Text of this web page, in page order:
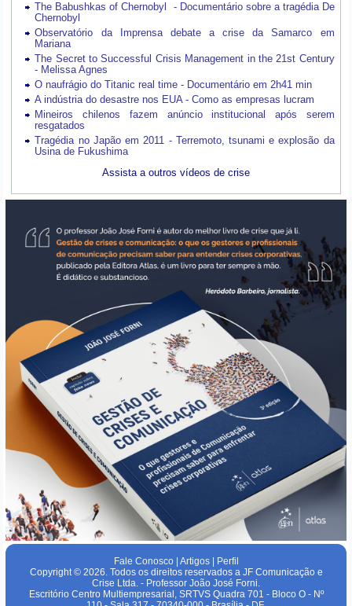
The Babushkas of Chernobyl - Documentário sobre a tragédia De
Chernobyl
Observatório da Imprensa debate a crise da Samarco em
Mariana
The Secret to Successful Crisis Management in the 21st Century
- Melissa Agnes
O naufrágio do Titanic real time - Documentário em 2h41 min
A indústria do desastre nos EUA - Como as empresas lucram
Mineiros chilenos fazem anúncio institucional após serem
resgatados
Tragédia no Japão em 2011 - Terremoto, tsunami e explosão da
Usina de Fukushima
Assista a outros vídeos de crise
Fale Conosco| Artigos| Perfil
Copyright © 2026. Todos os direitos reservados a JF Comunicação e
Crise Ltda. - Professor João José Forni.
Escritório Centro Multiempresarial, SRTVS Quadra 701 - Bloco O - Nº